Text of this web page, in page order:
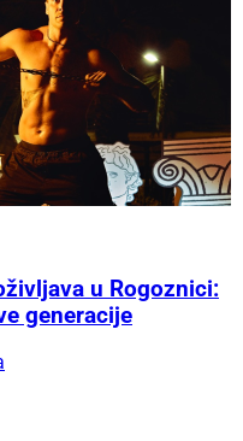
u Rogoznici:
generacije